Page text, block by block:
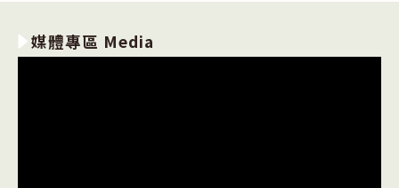
媒體專區 Media